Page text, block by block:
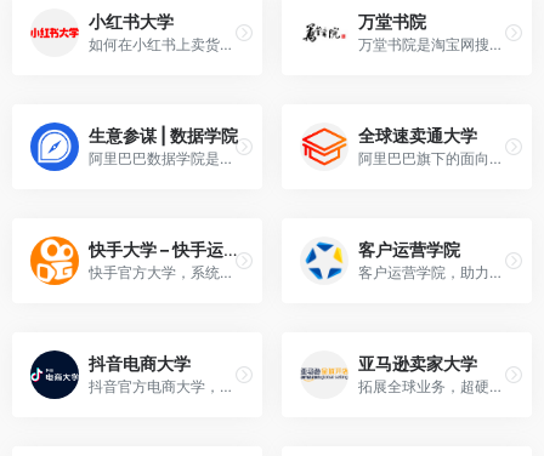
小红书大学
如何在小红书上卖货？先来看看小红书大学吧~
万堂书院
万堂书院是淘宝网搜索竞价产品——直通车的官方培训中心，成立于2009年10月10日。
生意参谋 | 数据学院
阿里巴巴数据学院是生意参谋团队致力培养商家数据化运营能力的学习互动平台。
全球速卖通大学
阿里巴巴旗下的面向国际市场打造的跨境电商平台
快手大学 – 快手运营学院
快手官方大学，系统化学习快手运营。
客户运营学院
客户运营学院，助力卖家开启人群运营新时代。
抖音电商大学
抖音官方电商大学，抖店商家教程。
亚马逊卖家大学
拓展全球业务，超硬核卖家运营秘籍